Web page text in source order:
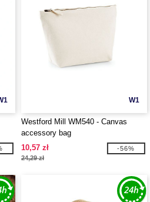
W1
Westford Mill WM540 - Canvas
accessory bag
10,57 zł
24,29 zł
-56%